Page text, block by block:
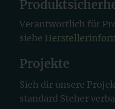
Verantwortlich für
siehe
Projekte
Sieh dir unsere
standard Steher